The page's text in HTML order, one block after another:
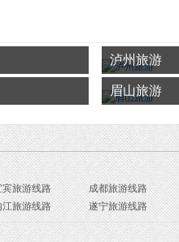
泸州旅游
眉山旅游
宾旅游线路 成都旅游线路
江旅游线路 遂宁旅游线路